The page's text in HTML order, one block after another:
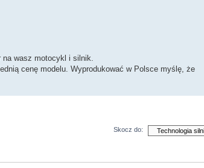
na wasz motocykl i silnik.
cenę modelu. Wyprodukować w Polsce myślę, że
Skocz do: